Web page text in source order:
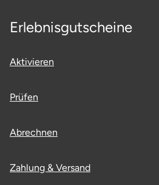
Erlebnisgutscheine
Aktivieren
Prüfen
Abrechnen
Zahlung & Versand